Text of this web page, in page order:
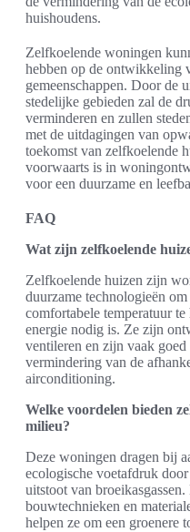
huishoudens.
Zelfkoelende woningen
hebben op de ontwikkeling
gemeenschappen. Door de
stedelijke gebieden zal de
verminderen en zullen
met de uitdagingen van
toekomst van zelfkoelende
voorwaarts is in
voor een duurzame en
FAQ
Wat zijn zelfkoelende
Zelfkoelende huizen zijn
duurzame technologieën
comfortabele temperatuur
energie nodig is. Ze zijn
ventileren en zijn vaak
vermindering van de
airconditioning.
Welke voordelen bieden
milieu?
Deze woningen dragen bij
ecologische voetafdruk
uitstoot van
bouwtechnieken en
helpen ze om een groenere